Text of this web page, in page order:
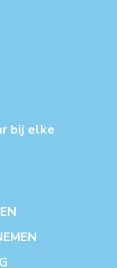
bij elke